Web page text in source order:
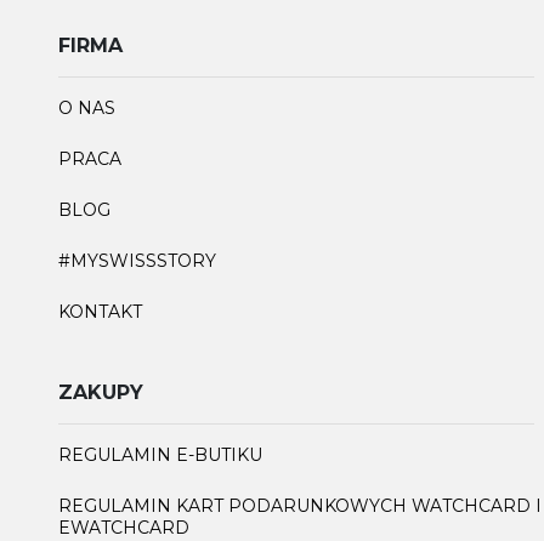
FIRMA
O NAS
PRACA
BLOG
#MYSWISSSTORY
KONTAKT
ZAKUPY
REGULAMIN E-BUTIKU
REGULAMIN KART PODARUNKOWYCH WATCHCARD I
EWATCHCARD